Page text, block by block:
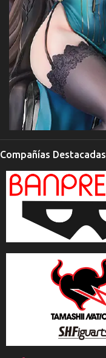
Compañías Destacadas